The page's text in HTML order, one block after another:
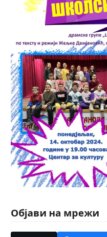
Објави на мрежи